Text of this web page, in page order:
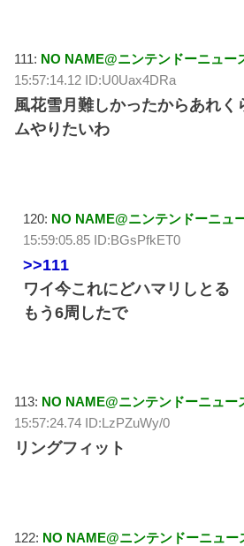
111: NO NAME@ニンテンドーニュー
15:57:14.12 ID:U0Uax4DRa
風花雪月難しかったからあれく
ムやりたいわ
120: NO NAME@ニンテンドーニュ
15:59:05.85 ID:BGsPfkET0
>>111
ワイ今これにどハマリしとる
もう6周したで
113: NO NAME@ニンテンドーニュー
15:57:24.74 ID:LzPZuWy/0
リングフィット
122: NO NAME@ニンテンドーニュー